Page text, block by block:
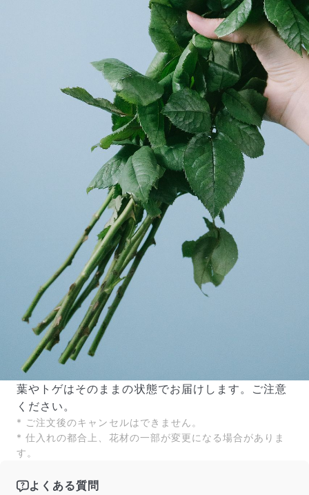
葉やトゲはそのままの状態でお届けします。ご注意
ください。
* ご注文後のキャンセルはできません。
* 仕入れの都合上、花材の一部が変更になる場合がありま
す。
よくある質問